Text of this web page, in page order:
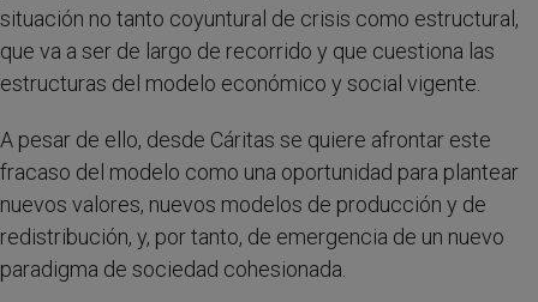
situación no tanto coyuntural de crisis como estructural,
que va a ser de largo de recorrido y que cuestiona las
estructuras del modelo económico y social vigente.
A pesar de ello, desde Cáritas se quiere afrontar este
fracaso del modelo como una oportunidad para plantear
nuevos valores, nuevos modelos de producción y de
redistribución, y, por tanto, de emergencia de un nuevo
paradigma de sociedad cohesionada.